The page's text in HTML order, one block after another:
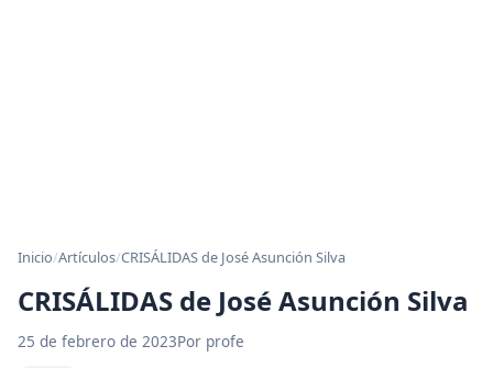
Inicio/Artículos/CRISÁLIDAS de José Asunción Silva
CRISÁLIDAS de José Asunción Silva
25 de febrero de 2023Por profe